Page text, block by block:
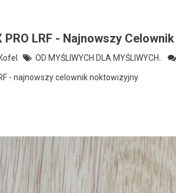
PRO LRF - Najnowszy
OD MYŚLIWYCH DLA MYŚLIWYCH..
- najnowszy celownik noktowizyjny